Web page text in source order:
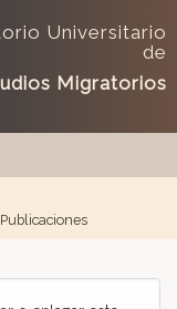
Universitario
de
Migratorios
Publicaciones